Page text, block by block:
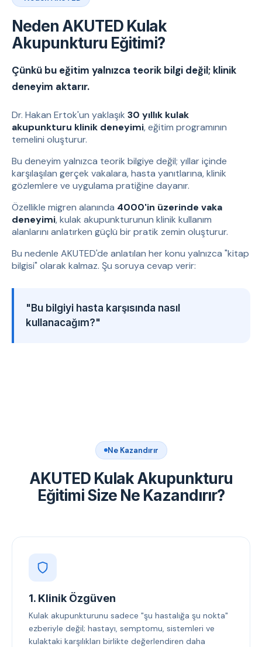
Neden AKUTED Kulak
Akupunkturu Eğitimi?
Çünkü bu eğitim yalnızca teorik bilgi değil; klinik
deneyim aktarır.
Dr. Hakan Ertok'un yaklaşık 30 yıllık kulak
akupunkturu klinik deneyimi, eğitim programının
temelini oluşturur.
Bu deneyim yalnızca teorik bilgiye değil; yıllar içinde
karşılaşılan gerçek vakalara, hasta yanıtlarına, klinik
gözlemlere ve uygulama pratiğine dayanır.
Özellikle migren alanında 4000'in üzerinde vaka
deneyimi, kulak akupunkturunun klinik kullanım
alanlarını anlatırken güçlü bir pratik zemin oluşturur.
Bu nedenle AKUTED'de anlatılan her konu yalnızca "kitap
bilgisi" olarak kalmaz. Şu soruya cevap verir:
"Bu bilgiyi hasta karşısında nasıl
kullanacağım?"
Ne Kazandırır
AKUTED Kulak Akupunkturu
Eğitimi Size Ne Kazandırır?
1. Klinik Özgüven
Kulak akupunkturunu sadece "şu hastalığa şu nokta"
ezberiyle değil; hastayı, semptomu, sistemleri ve
kulaktaki karşılıkları birlikte değerlendiren daha